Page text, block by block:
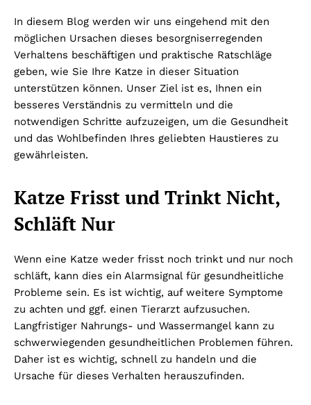
In diesem Blog werden wir uns eingehend mit den
möglichen Ursachen dieses besorgniserregenden
Verhaltens beschäftigen und praktische Ratschläge
geben, wie Sie Ihre Katze in dieser Situation
unterstützen können. Unser Ziel ist es, Ihnen ein
besseres Verständnis zu vermitteln und die
notwendigen Schritte aufzuzeigen, um die Gesundheit
und das Wohlbefinden Ihres geliebten Haustieres zu
gewährleisten.
Katze Frisst und Trinkt Nicht,
Schläft Nur
Wenn eine Katze weder frisst noch trinkt und nur noch
schläft, kann dies ein Alarmsignal für gesundheitliche
Probleme sein. Es ist wichtig, auf weitere Symptome
zu achten und ggf. einen Tierarzt aufzusuchen.
Langfristiger Nahrungs- und Wassermangel kann zu
schwerwiegenden gesundheitlichen Problemen führen.
Daher ist es wichtig, schnell zu handeln und die
Ursache für dieses Verhalten herauszufinden.